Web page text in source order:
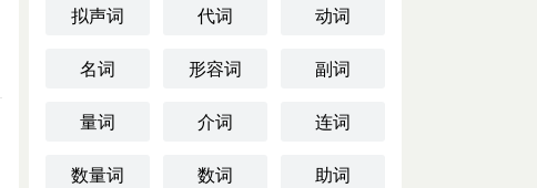
拟声词 代词 动词
名词 形容词 副词
量词 介词 连词
数量词 数词 助词